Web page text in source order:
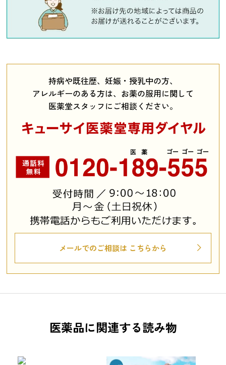
持病や既往歴、妊娠・授乳中の方、
アレルギーのある方は、お薬の服用に関して
医薬堂スタッフにご相談ください。
メールでのご相談は こちらから
医薬品に関連する読み物